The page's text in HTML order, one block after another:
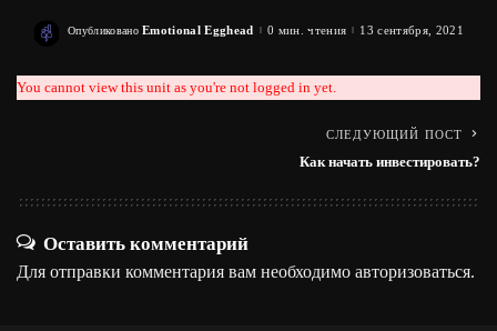
Posted
Опубликовано Emotional Egghead 0 мин. чтения 13 сентября, 2021
You cannot view this unit as you're not logged in yet.
СЛЕДУЮЩИЙ ПОСТ
Как начать инвестировать?
Оставить комментарий
Для отправки комментария вам необходимо авторизоваться.